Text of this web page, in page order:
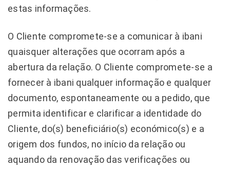
estas informações.
O Cliente compromete-se a comunicar à ibani
quaisquer alterações que ocorram após a
abertura da relação. O Cliente compromete-se a
fornecer à ibani qualquer informação e qualquer
documento, espontaneamente ou a pedido, que
permita identificar e clarificar a identidade do
Cliente, do(s) beneficiário(s) económico(s) e a
origem dos fundos, no início da relação ou
aquando da renovação das verificações ou